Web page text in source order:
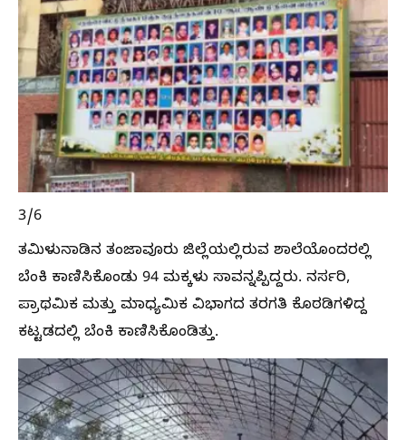
3/6
ತಮಿಳುನಾಡಿನ ತಂಜಾವೂರು ಜಿಲ್ಲೆಯಲ್ಲಿರುವ ಶಾಲೆಯೊಂದರಲ್ಲಿ
ಬೆಂಕಿ ಕಾಣಿಸಿಕೊಂಡು 94 ಮಕ್ಕಳು ಸಾವನ್ನಪ್ಪಿದ್ದರು. ನರ್ಸರಿ,
ಪ್ರಾಥಮಿಕ ಮತ್ತು ಮಾಧ್ಯಮಿಕ ವಿಭಾಗದ ತರಗತಿ ಕೊಠಡಿಗಳಿದ್ದ
ಕಟ್ಟಡದಲ್ಲಿ ಬೆಂಕಿ ಕಾಣಿಸಿಕೊಂಡಿತ್ತು.